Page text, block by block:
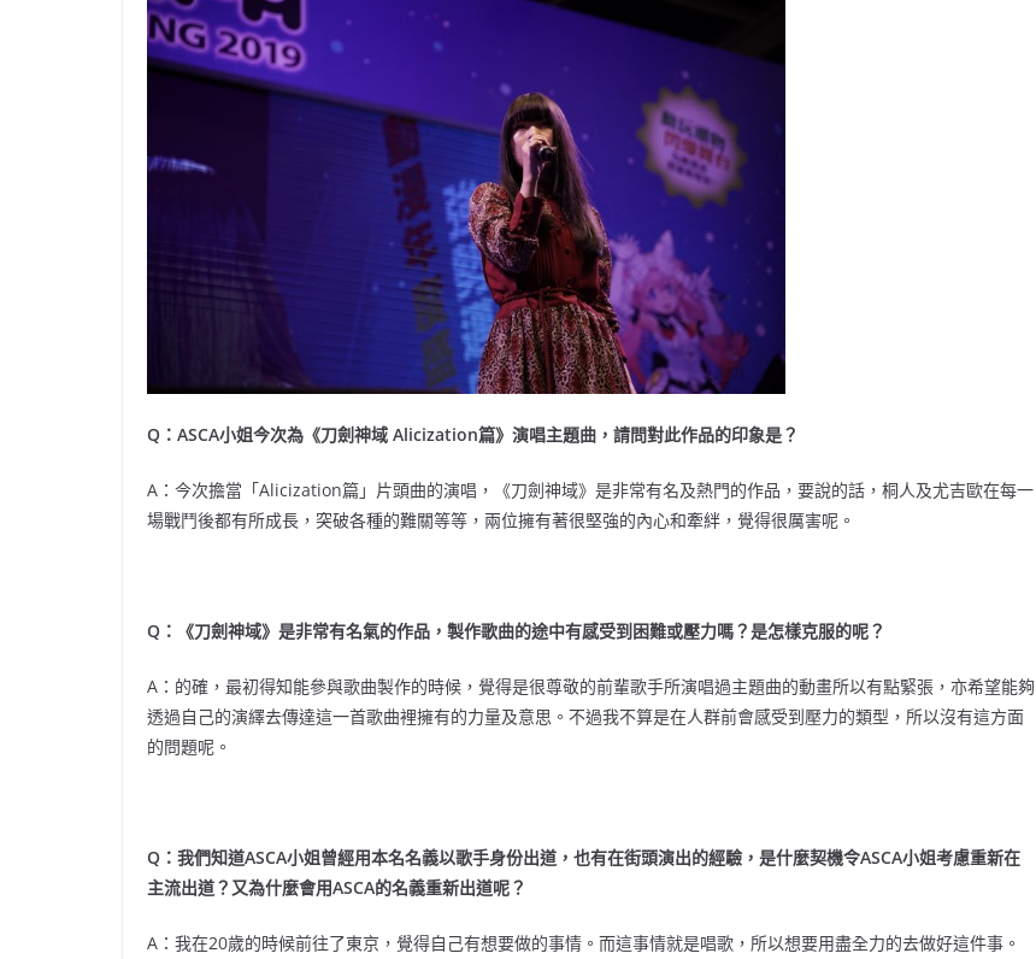
Q：ASCA小姐今次為《刀劍神域 Alicization篇》演唱主題曲，請問對此作品的印象是？
A：今次擔當「Alicization篇」片頭曲的演唱，《刀劍神域》是非常有名及熱門的作品，要說的話，桐人及尤吉歐在每一
場戰鬥後都有所成長，突破各種的難關等等，兩位擁有著很堅強的內心和牽絆，覺得很厲害呢。
Q：《刀劍神域》是非常有名氣的作品，製作歌曲的途中有感受到困難或壓力嗎？是怎樣克服的呢？
A：的確，最初得知能參與歌曲製作的時候，覺得是很尊敬的前輩歌手所演唱過主題曲的動畫所以有點緊張，亦希望能夠
透過自己的演繹去傳達這一首歌曲裡擁有的力量及意思。不過我不算是在人群前會感受到壓力的類型，所以沒有這方面
的問題呢。
Q：我們知道ASCA小姐曾經用本名名義以歌手身份出道，也有在街頭演出的經驗，是什麼契機令ASCA小姐考慮重新在
主流出道？又為什麼會用ASCA的名義重新出道呢？
A：我在20歲的時候前往了東京，覺得自己有想要做的事情。而這事情就是唱歌，所以想要用盡全力的去做好這件事。